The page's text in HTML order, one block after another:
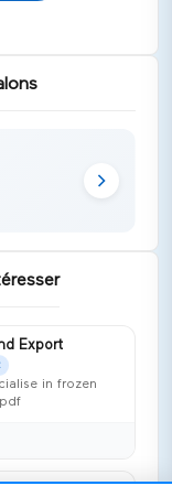
Export
in frozen